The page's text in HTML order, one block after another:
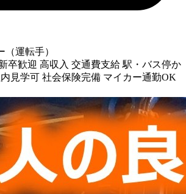
（運転手）
卒歓迎 高収入 交通費支給 駅・バス停か
見学可 社会保険完備 マイカー通勤OK